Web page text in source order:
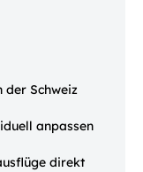
der Schweiz
anpassen
direkt